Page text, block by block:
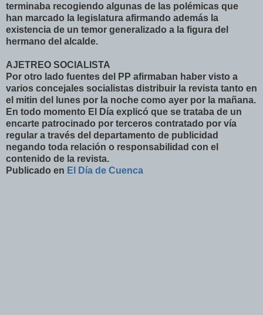
terminaba recogiendo algunas de las polémicas que
han marcado la legislatura afirmando además la
existencia de un temor generalizado a la figura del
hermano del alcalde.
AJETREO SOCIALISTA
Por otro lado fuentes del PP afirmaban haber visto a
varios concejales socialistas distribuir la revista tanto en
el mitin del lunes por la noche como ayer por la mañana.
En todo momento El Día explicó que se trataba de un
encarte patrocinado por terceros contratado por vía
regular a través del departamento de publicidad
negando toda relación o responsabilidad con el
contenido de la revista.
Publicado en El Día de Cuenca